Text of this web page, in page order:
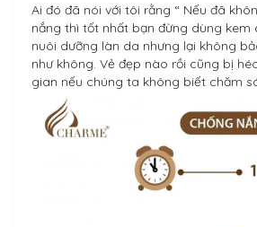
Ai đó đã nói với tôi rằng “ Nếu đã
nắng thì tốt nhất bạn đừng dùng kem
nuôi dưỡng làn da nhưng lại không
như không. Vẻ đẹp nào rồi cũng bị
gian nếu chúng ta không biết chăm